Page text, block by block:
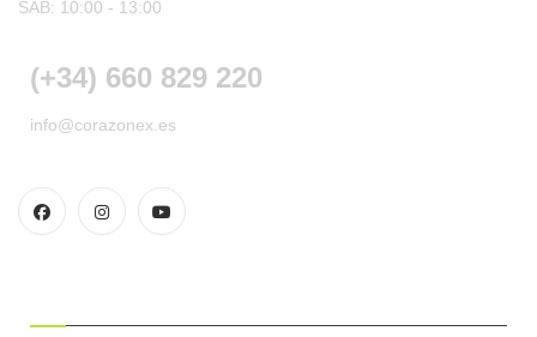
SAB: 10:00 - 13:00
(+34) 660 829 220
info@corazonex.es